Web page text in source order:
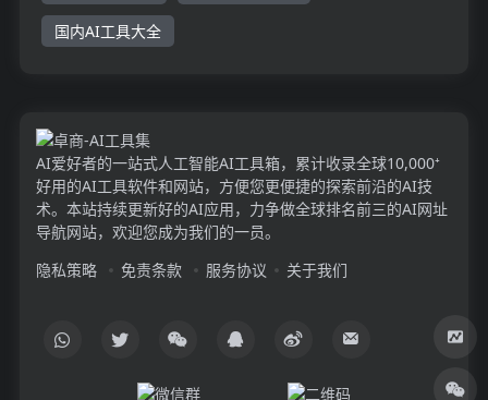
国内AI工具大全
AI爱好者的一站式人工智能AI工具箱，累计收录全球10,000⁺
好用的AI工具软件和网站，方便您更便捷的探索前沿的AI技
术。本站持续更新好的AI应用，力争做全球排名前三的AI网址
导航网站，欢迎您成为我们的一员。
隐私策略
免责条款 服务协议 关于我们